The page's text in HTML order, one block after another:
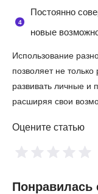
Постоянно
новые
Использование
позволяет не
развивать личные и
расширяя свои
Оцените статью
Понравилась